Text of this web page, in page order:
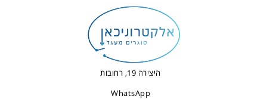
היצירה 19, רחובות
WhatsApp